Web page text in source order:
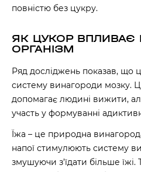
повністю без цукру.
ЯК ЦУКОР ВПЛИВАЄ
ОРГАНІЗМ
Ряд досліджень показав, що
систему винагороди мозку.
допомагає людині вижити,
участь у формуванні
Їжа – це природна
напої стимулюють систему
змушуючи з’їдати більше